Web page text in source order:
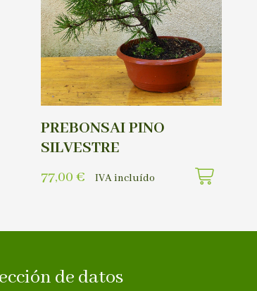
PREBONSAI PINO
SILVESTRE
77,00 € IVA incluído
de datos